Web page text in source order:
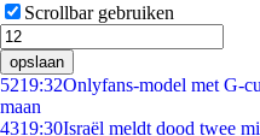
Scrollbar gebruiken
opslaan
5219:32Onlyfans-model met G-
maan
4319:30Israël meldt dood twee